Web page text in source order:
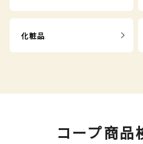
化粧品
コープ商品